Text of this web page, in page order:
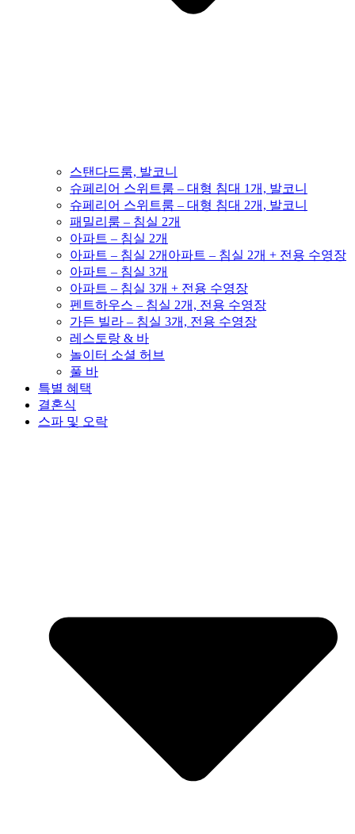
스탠다드룸, 발코니
슈페리어 스위트룸 – 대형 침대 1개, 발코니
슈페리어 스위트룸 – 대형 침대 2개, 발코니
패밀리룸 – 침실 2개
아파트 – 침실 2개
아파트 – 침실 2개아파트 – 침실 2개 + 전용 수영장
아파트 – 침실 3개
아파트 – 침실 3개 + 전용 수영장
펜트하우스 – 침실 2개, 전용 수영장
가든 빌라 – 침실 3개, 전용 수영장
레스토랑 & 바
놀이터 소셜 허브
풀 바
특별 혜택
결혼식
스파 및 오락